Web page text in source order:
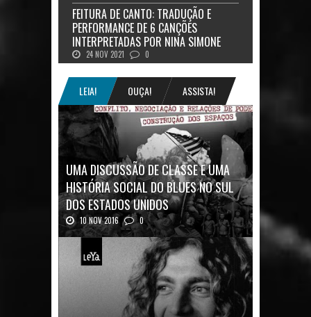
FEITURA DE CANTO: TRADUÇÃO E
PERFORMANCE DE 6 CANÇÕES
INTERPRETADAS POR NINA SIMONE
24 NOV 2021 0
LEIA! OUÇA! ASSISTA!
UMA DISCUSSÃO DE CLASSE E UMA
HISTÓRIA SOCIAL DO BLUES NO SUL
DOS ESTADOS UNIDOS
10 NOV 2016 0
Mais uma ótima oportunidade de se